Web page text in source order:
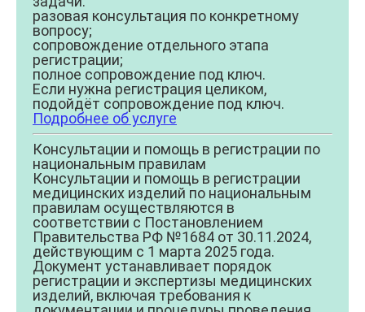
разовая консультация по конкретному
вопросу;
сопровождение отдельного этапа
регистрации;
полное сопровождение под ключ.
Если нужна регистрация целиком,
подойдёт сопровождение под ключ.
Подробнее об услуге
Консультации и помощь в регистрации по
национальным правилам
Консультации и помощь в регистрации
медицинских изделий по национальным
правилам осуществляются в
соответствии с Постановлением
Правительства РФ №1684 от 30.11.2024,
действующим с 1 марта 2025 года.
Документ устанавливает порядок
регистрации и экспертизы медицинских
изделий, включая требования к